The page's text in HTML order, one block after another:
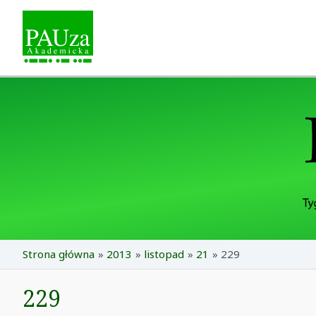
content
Strona główna 2013 listopad 21 229
229